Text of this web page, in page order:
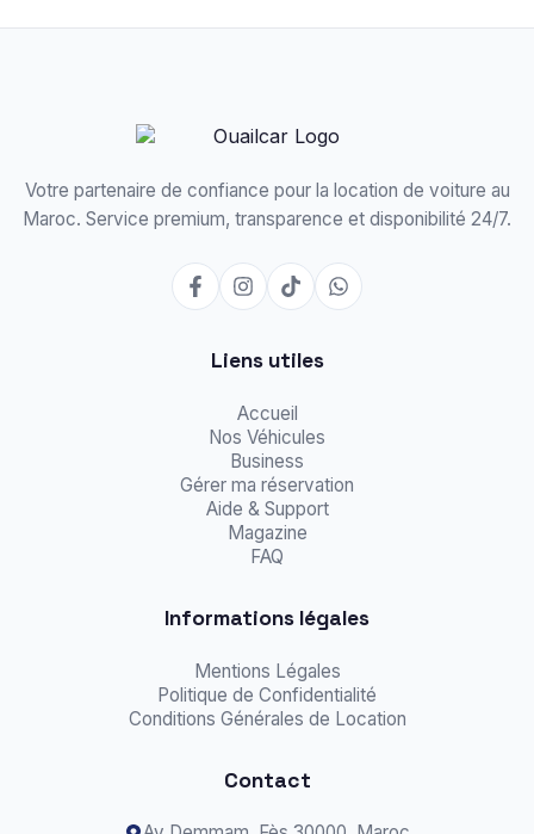
Votre partenaire de confiance pour la location de voiture au
Maroc. Service premium, transparence et disponibilité 24/7.
Liens utiles
Accueil
Nos Véhicules
Business
Gérer ma réservation
Aide & Support
Magazine
FAQ
Informations légales
Mentions Légales
Politique de Confidentialité
Conditions Générales de Location
Contact